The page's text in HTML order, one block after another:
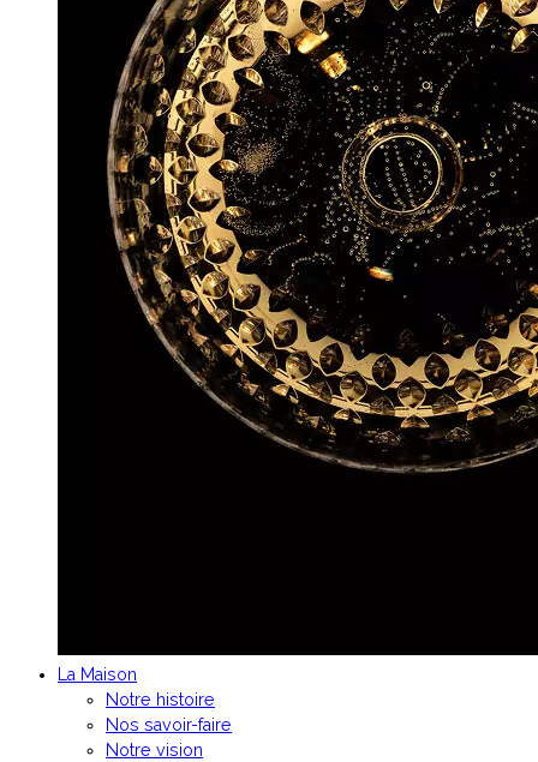
La Maison
Notre histoire
Nos savoir-faire
Notre vision